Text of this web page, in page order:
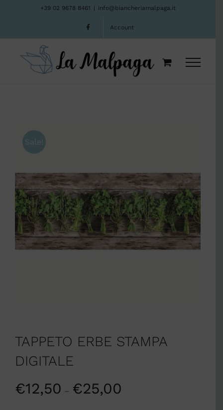
+39 02 9678 8461 info@biancheriamalpaga.it
Account
Sale!
TAPPETO ERBE STAMPA
DIGITALE
€12,50 – €25,00